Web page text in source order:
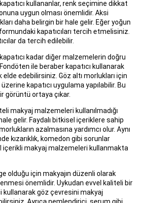
kullananlar, renk seçimine dikkat
uygun olması önemlidir. Aksi
daha belirgin bir hale gelir. Eğer yoğun
kapatıcıları tercih etmelisiniz.
da tercih edilebilir.
kadar diğer malzemelerin doğru
ile beraber kapatıcı kullanarak
edebilirsiniz. Göz altı morlukları için
kapatıcı uygulama yapılabilir. Bu
görüntü ortaya çıkar.
makyaj malzemeleri kullanılmadığı
gelir. Faydalı bitkisel içeriklere sahip
azalmasına yardımcı olur. Aynı
kızarıklık, komedon gibi sorunlar
içerikli makyaj malzemeleri kullanmakta
olduğu için makyajın düzenli olarak
önemlidir. Uykudan evvel kaliteli bir
göz çevresini makyaj